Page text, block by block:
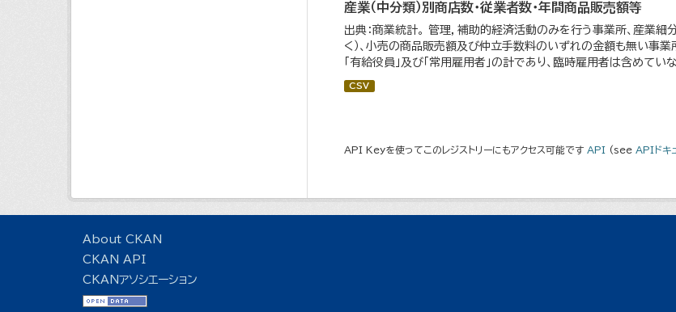
産業（中分類）別商店数・従業者数・年間商品販売額等
出典：商業統計。 管理，補助的経済活動のみを行う事業所、産業
く）、小売の商品販売額及び仲立手数料のいずれの金額も無い事業
「有給役員」及び「常用雇用者」の計であり、臨時雇用者は含めてい
CSV
API Keyを使ってこのレジストリーにもアクセス可能です API (see APIドキ
About CKAN
CKAN API
CKANアソシエーション